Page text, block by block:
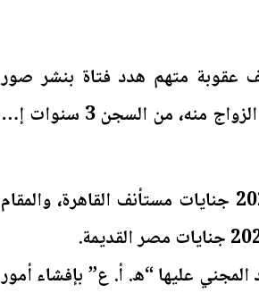
عقوبة متهم هدد فتاة بنشر صور
مفبركة لها عبر تطبيق “واتس آب” لإجبارها على الزواج منه، من السجن 3 سنوات إلى
صدر الحكم في الاستئناف رقم 17079 لسنة 2025 جنايات مستأنف القاهرة، والمقام
عليها “ه. أ. ع” بإفشاء أمور